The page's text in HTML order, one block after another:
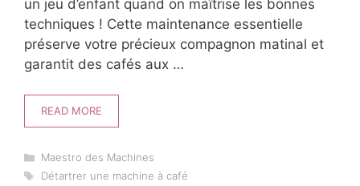
un jeu d’enfant quand on maîtrise les bonnes
techniques ! Cette maintenance essentielle
préserve votre précieux compagnon matinal et
garantit des cafés aux …
READ MORE
Catégories
Maestro des Machines
Étiquettes
Détartrer une machine à café